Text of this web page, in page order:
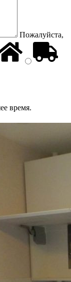
Пожалуйста,
время.